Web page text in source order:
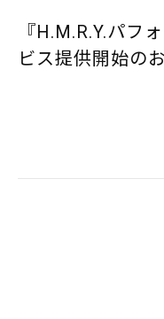
『H.M.R.Y.パフ
ビス提供開始の